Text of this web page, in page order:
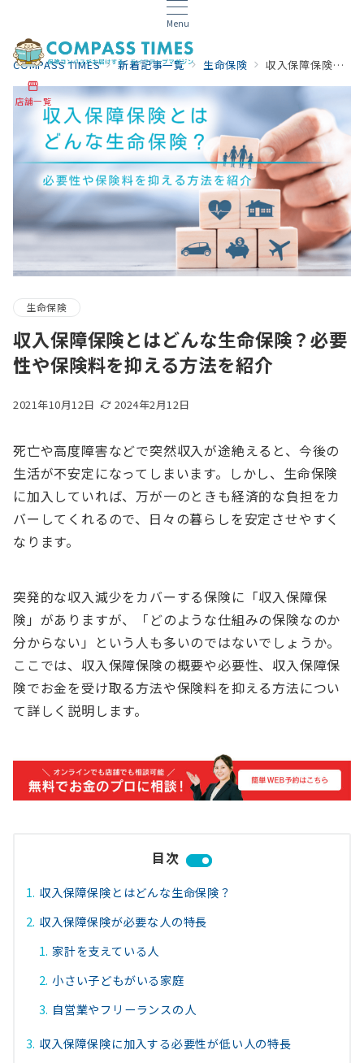
Menu
店舗一覧
COMPASS TIMES 新着記事一覧 生命保険 収入保障保険とはどんな生命保険？必要性や保険料を抑える方法を紹介
生命保険
収入保障保険とはどんな生命保険？必要
性や保険料を抑える方法を紹介
2021年10月12日 2024年2月12日
死亡や高度障害などで突然収入が途絶えると、今後の
生活が不安定になってしまいます。しかし、生命保険
に加入していれば、万が一のときも経済的な負担をカ
バーしてくれるので、日々の暮らしを安定させやすく
なります。
突発的な収入減少をカバーする保険に「収入保障保
険」がありますが、「どのような仕組みの保険なのか
分からない」という人も多いのではないでしょうか。
ここでは、収入保障保険の概要や必要性、収入保障保
険でお金を受け取る方法や保険料を抑える方法につい
て詳しく説明します。
目次
収入保障保険とはどんな生命保険？
収入保障保険が必要な人の特長
家計を支えている人
小さい子どもがいる家庭
自営業やフリーランスの人
収入保障保険に加入する必要性が低い人の特長